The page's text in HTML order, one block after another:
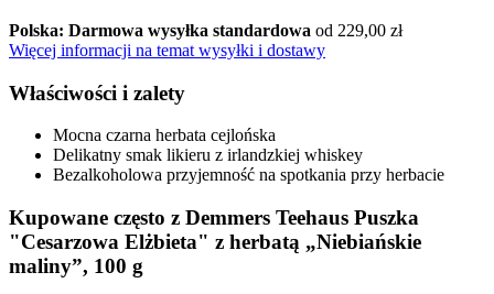
Polska: Darmowa wysyłka standardowa od 229,00 zł
Więcej informacji na temat wysyłki i dostawy
Właściwości i zalety
Mocna czarna herbata cejlońska
Delikatny smak likieru z irlandzkiej whiskey
Bezalkoholowa przyjemność na spotkania przy herbacie
Kupowane często z Demmers Teehaus Puszka
"Cesarzowa Elżbieta" z herbatą „Niebiańskie
maliny”, 100 g